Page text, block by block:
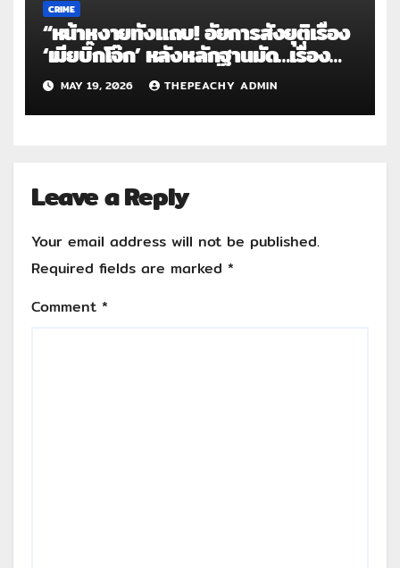
CRIME
“หน้าหงายทั้งแถบ! อัยการสั่งยุติเรื่อง
‘เมียบิ๊กโจ๊ก’ หลังหลักฐานมัด…เรื่อง
ร้องเรียนเจ้หนิง แค่เรื่องโกหก”
MAY 19, 2026 THEPEACHY ADMIN
Leave a Reply
Your email address will not be published.
Required fields are marked *
Comment *